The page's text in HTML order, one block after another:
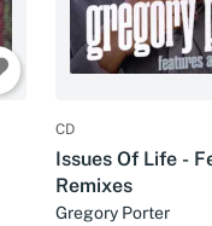
CD
Issues Of Life -
Remixes
Gregory Porter